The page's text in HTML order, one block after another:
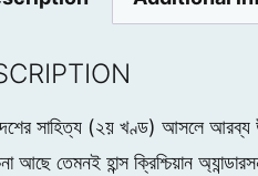
সাহিত্য (২য় খণ্ড) আসলে আরব্য
আছে তেমনই হান্স ক্রিশ্চিয়ান